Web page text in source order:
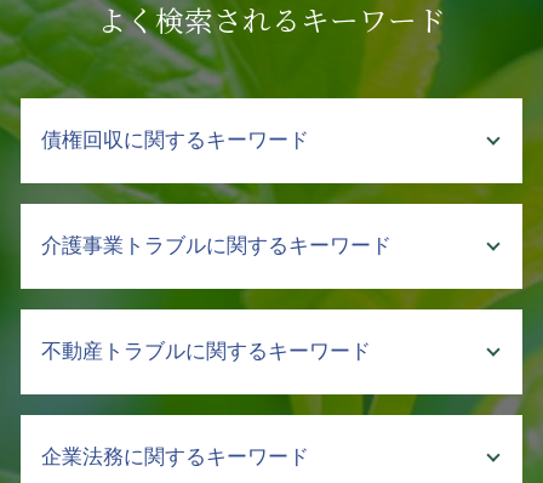
よく検索されるキーワード
債権回収に関するキーワード
支払督促 申立
回収 交渉
債権回収 督促
取引先 倒産 未払い金 支払い
債権回収 強制執行 方法
介護事業トラブルに関するキーワード
介護 事故 弁護士
介護事故 種類
介護 責任
不動産トラブルに関するキーワード
賃貸 立ち退き
企業法務に関するキーワード